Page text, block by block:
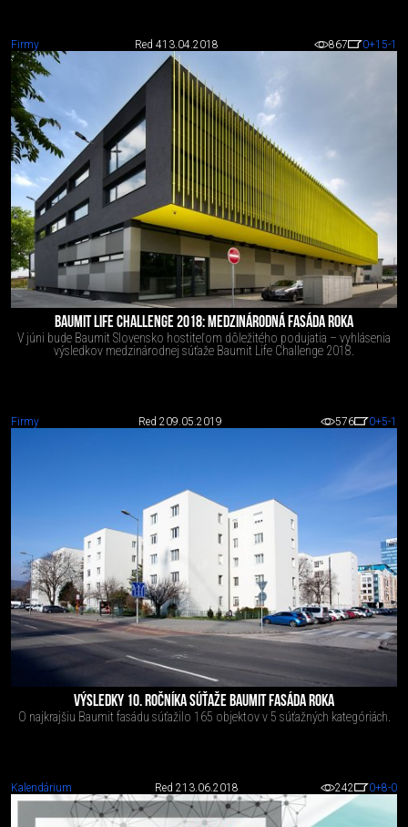
Firmy Red 413.04.2018 867 0+15-1
BAUMIT LIFE CHALLENGE 2018: MEDZINÁRODNÁ FASÁDA ROKA
V júni bude Baumit Slovensko hostiteľom dôležitého podujatia – vyhlásenia
výsledkov medzinárodnej súťaže Baumit Life Challenge 2018.
Firmy Red 209.05.2019 576 0+5-1
VÝSLEDKY 10. ROČNÍKA SÚŤAŽE BAUMIT FASÁDA ROKA
O najkrajšiu Baumit fasádu súťažilo 165 objektov v 5 súťažných kategóriách.
Kalendárium Red 213.06.2018 242 0+8-0